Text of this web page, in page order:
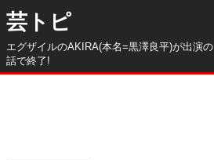
芸トピ
エグザイルのAKIRA(本名=黒澤良平)が出演
話で終了!